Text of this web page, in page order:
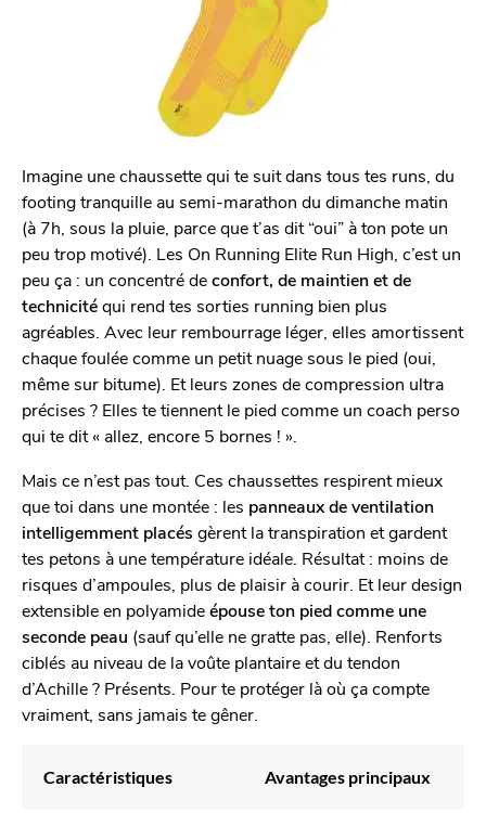
Imagine une chaussette qui te suit dans tous tes runs, du
footing tranquille au semi-marathon du dimanche matin
(à 7h, sous la pluie, parce que t’as dit “oui” à ton pote un
peu trop motivé). Les On Running Elite Run High, c’est un
peu ça : un concentré deconfort, de maintien et de
technicitéqui rend tes sorties running bien plus
agréables. Avec leur rembourrage léger, elles amortissent
chaque foulée comme un petit nuage sous le pied (oui,
même sur bitume). Et leurs zones de compression ultra
précises ? Elles te tiennent le pied comme un coach perso
qui te dit « allez, encore 5 bornes ! ».
Mais ce n’est pas tout. Ces chaussettes respirent mieux
que toi dans une montée : les panneaux de ventilation
intelligemment placés gèrent la transpiration et gardent
tes petons à une température idéale. Résultat : moins de
risques d’ampoules, plus de plaisir à courir. Et leur design
extensible en polyamideépouse ton pied comme une
seconde peau (sauf qu’elle ne gratte pas, elle). Renforts
ciblés au niveau de la voûte plantaire et du tendon
d’Achille ? Présents. Pour te protéger là où ça compte
vraiment, sans jamais te gêner.
Caractéristiques Avantages principaux